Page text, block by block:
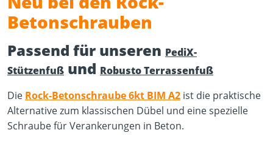
Betonschrauben
Passend für unseren PediX-
Stützenfuß und Robusto Terrassenfuß
Die Rock-Betonschraube 6kt BIM A2 ist die praktische
Alternative zum klassischen Dübel und eine spezielle
Schraube für Verankerungen in Beton.